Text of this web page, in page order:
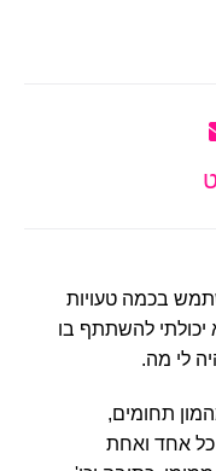
בכמה טעויות
להשתתף בו
לי מה.
תחומים,
אחד ואחת